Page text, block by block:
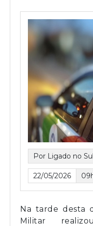
Por Ligado no Sul
22/05/2026
Na tarde desta
Militar